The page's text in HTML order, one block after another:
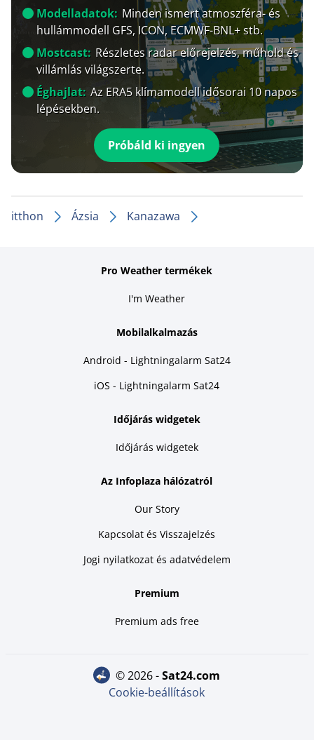
Modelladatok: Minden ismert atmoszféra- és
hullámmodell GFS, ICON, ECMWF-BNL+ stb.
Mostcast: Részletes radar előrejelzés, műhold és
villámlás világszerte.
Éghajlat: Az ERA5 klímamodell idősorai 10 napos
lépésekben.
Próbáld ki ingyen
itthon Ázsia Kanazawa
Pro Weather termékek
I'm Weather
Mobilalkalmazás
Android - Lightningalarm Sat24
iOS - Lightningalarm Sat24
Időjárás widgetek
Időjárás widgetek
Az Infoplaza hálózatról
Our Story
Kapcsolat és Visszajelzés
Jogi nyilatkozat és adatvédelem
Premium
Premium ads free
© 2026 - sat24.com
Cookie-beállítások